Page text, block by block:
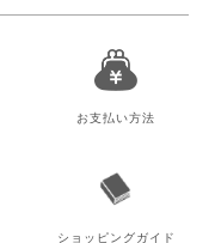
お支払い方法
ショッピングガイド